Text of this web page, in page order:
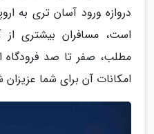
دروازه ورود آسان تری به
است، مسافران بیشتری
مطلب، صفر تا صد فرودگاه
امکانات آن برای شما